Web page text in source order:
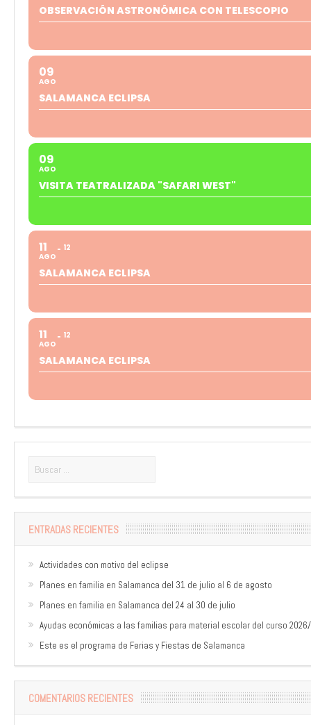
OBSERVACIÓN ASTRONÓMICA CON TELESCOPIO
09
AGO
SALAMANCA ECLIPSA
09
AGO
VISITA TEATRALIZADA "SAFARI WEST"
11
AGO
12
SALAMANCA ECLIPSA
11
AGO
12
SALAMANCA ECLIPSA
ENTRADAS RECIENTES
Actividades con motivo del eclipse
Planes en familia en Salamanca del 31 de julio al 6 de agosto
Planes en familia en Salamanca del 24 al 30 de julio
Ayudas económicas a las familias para material escolar del curso
Este es el programa de Ferias y Fiestas de Salamanca
COMENTARIOS RECIENTES